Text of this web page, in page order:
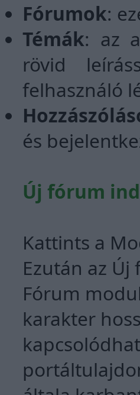
Fórumok:
Témák: az
rövid
felhasználó
és
Új fórum
Kattints a
Ezután az
Fórum
karakter